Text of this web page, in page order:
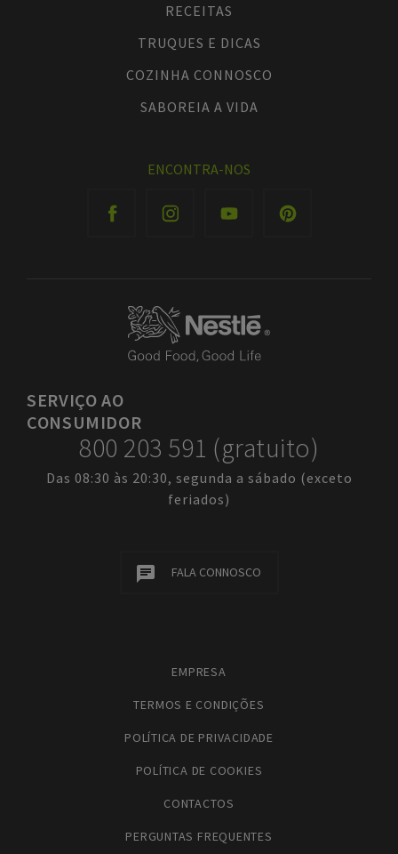
RECEITAS
TRUQUES E DICAS
COZINHA CONNOSCO
SABOREIA A VIDA
ENCONTRA-NOS
SERVIÇOAO
CONSUMIDOR
800 203 591 (gratuito)
Das 08:30 às 20:30, segunda a sábado (exceto
feriados)
FALA CONNOSCO
EMPRESA
TERMOS E CONDIÇÕES
POLÍTICA DE PRIVACIDADE
POLÍTICA DE COOKIES
CONTACTOS
PERGUNTAS FREQUENTES